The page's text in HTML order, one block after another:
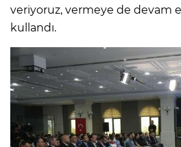
veriyoruz, vermeye de devam
kullandı.